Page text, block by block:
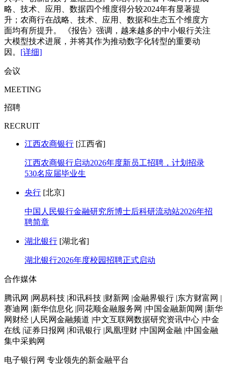
略、技术、应用、数据四个维度得分较2024年有显著提
升；农商行在战略、技术、应用、数据和生态五个维度方
面均有所提升。 《报告》强调，越来越多的中小银行关注
大模型技术进展，并将其作为推动数字化转型的重要动
因。 [详细]
会议
MEETING
招聘
RECRUIT
江西农商银行 [江西省]
江西农商银行启动2026年度新员工招聘，计划招录
530名应届毕业生
央行 [北京]
中国人民银行金融研究所博士后科研流动站2026年招
聘简章
湖北银行 [湖北省]
湖北银行2026年度校园招聘正式启动
合作媒体
腾讯网 |网易科技 |和讯科技 |财新网 |金融界银行 |东方财富网 |
赛迪网 |新华信息化 |同花顺金融服务网 |中国金融新闻网 |新华
网财经 |人民网金融频道 |中文互联网数据研究资讯中心 |中金
在线 |证券日报网 |和讯银行 |凤凰理财 |中国网金融 |中国金融
集中采购网
电子银行网 专业领先的新金融平台